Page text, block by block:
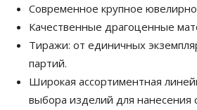
Современное крупное
Качественные драгоценные
Тиражи: от единичных
партий.
Широкая ассортиментная
выбора изделий для нанесения